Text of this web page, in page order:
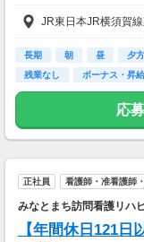
資格手当：30,000円
地域手当：30,000円
夜勤手当：13,000円
※超過分は追加支給
契約社員／月給34
※以下手当を含む
夜勤手当：13,000
※超過分は追加支
【交通費】
JR東日本JR横須賀
長期 朝 昼 夕方
残業なし
ボーナス・昇
応
正社員 看護師・准看護師
みなとまち訪問看護リハ
【年間休日121